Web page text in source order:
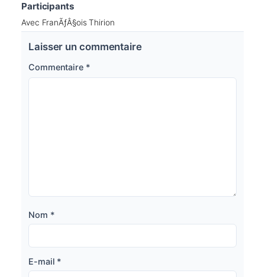
Participants
Avec FranÃƒÂ§ois Thirion
Laisser un commentaire
Commentaire *
Nom *
E-mail *